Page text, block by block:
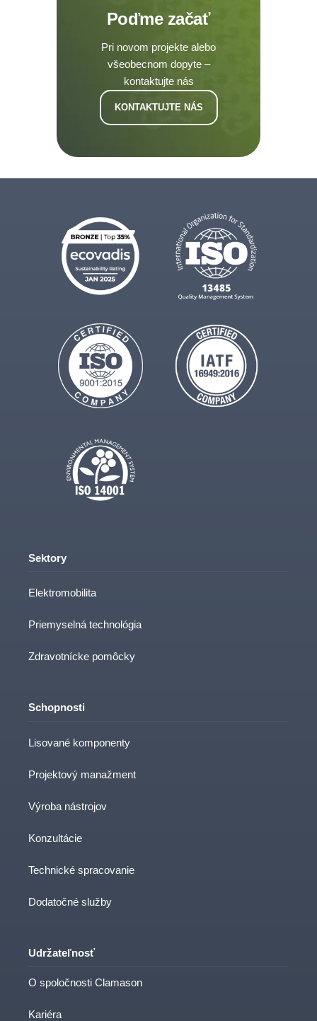
Poďme začať
Pri novom projekte alebo
všeobecnom dopyte –
kontaktujte nás
KONTAKTUJTE NÁS
Sektory
Elektromobilita
Priemyselná technológia
Zdravotnícke pomôcky
Schopnosti
Lisované komponenty
Projektový manažment
Výroba nástrojov
Konzultácie
Technické spracovanie
Dodatočné služby
Udržateľnosť
O spoločnosti Clamason
Kariéra